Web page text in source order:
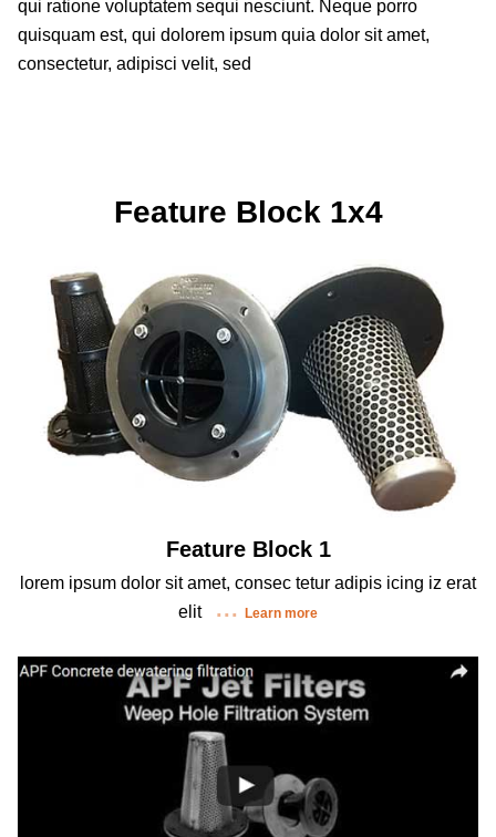
qui ratione voluptatem sequi nesciunt. Neque porro
quisquam est, qui dolorem ipsum quia dolor sit amet,
consectetur, adipisci velit, sed
Feature Block 1x4
Feature Block 1
lorem ipsum dolor sit amet, consec tetur adipis icing iz erat
elit
Learn more